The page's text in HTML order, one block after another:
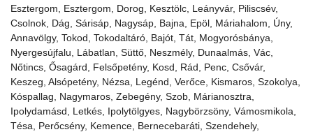
Esztergom, Esztergom, Dorog, Kesztölc, Leányvár, Piliscsév,
Csolnok, Dág, Sárisáp, Nagysáp, Bajna, Epöl, Máriahalom, Úny,
Annavölgy, Tokod, Tokodaltáró, Bajót, Tát, Mogyorósbánya,
Nyergesújfalu, Lábatlan, Süttő, Neszmély, Dunaalmás, Vác,
Nőtincs, Ősagárd, Felsőpetény, Kosd, Rád, Penc, Csővár,
Keszeg, Alsópetény, Nézsa, Legénd, Verőce, Kismaros, Szokolya,
Kóspallag, Nagymaros, Zebegény, Szob, Márianosztra,
Ipolydamásd, Letkés, Ipolytölgyes, Nagybörzsöny, Vámosmikola,
Tésa, Perőcsény, Kemence, Bernecebaráti, Szendehely,